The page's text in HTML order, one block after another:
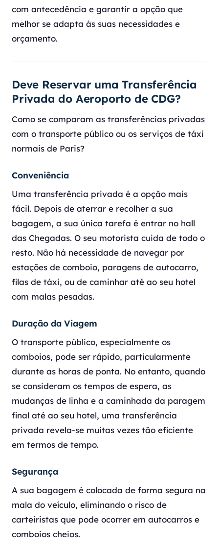
com antecedência e garantir a opção que
melhor se adapta às suas necessidades e
orçamento.
Deve Reservar uma Transferência
Privada do Aeroporto de CDG?
Como se comparam as transferências privadas
com o transporte público ou os serviços de táxi
normais de Paris?
Conveniência
Uma transferência privada é a opção mais
fácil. Depois de aterrar e recolher a sua
bagagem, a sua única tarefa é entrar no hall
das Chegadas. O seu motorista cuida de todo o
resto. Não há necessidade de navegar por
estações de comboio, paragens de autocarro,
filas de táxi, ou de caminhar até ao seu hotel
com malas pesadas.
Duração da Viagem
O transporte público, especialmente os
comboios, pode ser rápido, particularmente
durante as horas de ponta. No entanto, quando
se consideram os tempos de espera, as
mudanças de linha e a caminhada da paragem
final até ao seu hotel, uma transferência
privada revela-se muitas vezes tão eficiente
em termos de tempo.
Segurança
A sua bagagem é colocada de forma segura na
mala do veículo, eliminando o risco de
carteiristas que pode ocorrer em autocarros e
comboios cheios.